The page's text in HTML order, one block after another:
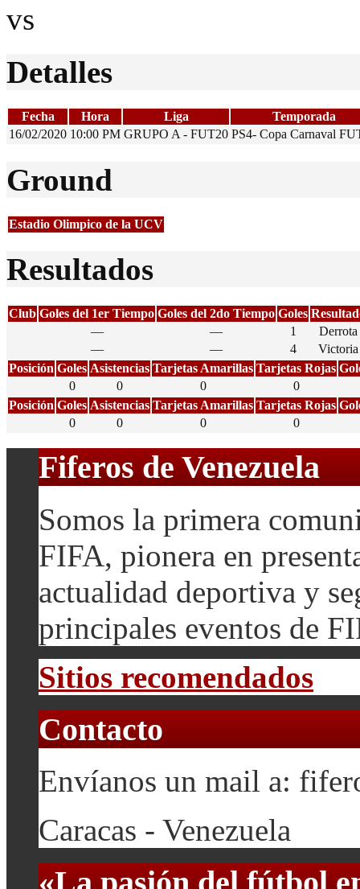
vs
Detalles
Fecha Hora Liga
Temporada
16/02/2020 10:00 PM GRUPO A - FUT20 PS4- Copa Carnaval
Ground
Estadio Olimpico de la UCV
Resultados
Club Goles del 1er Tiempo Goles del 2do Tiempo Goles
—
— 1
Derrota
—
— 4
Victoria
Posición Goles Asistencias Tarjetas Amarillas Tarjetas Rojas
0
0 0
0
Posición Goles Asistencias Tarjetas Amarillas Tarjetas Rojas
0
0 0 0
Fiferos de Venezuela
Somos la primera
FIFA, pionera en
actualidad deportiva y
principales eventos de
Sitios recomendados
Contacto
Envíanos un mail a:
Caracas - Venezuela